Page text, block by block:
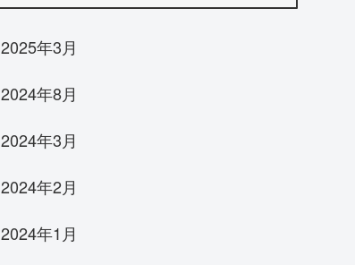
2025年3月
2024年8月
2024年3月
2024年2月
2024年1月